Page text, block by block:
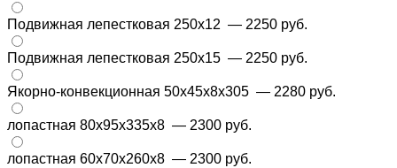
Подвижная лепестковая 250х12 — 2250 руб.
Подвижная лепестковая 250х15 — 2250 руб.
Якорно-конвекционная 50x45x8x305 — 2280 руб.
лопастная 80х95х335х8 — 2300 руб.
лопастная 60x70x260x8 — 2300 руб.